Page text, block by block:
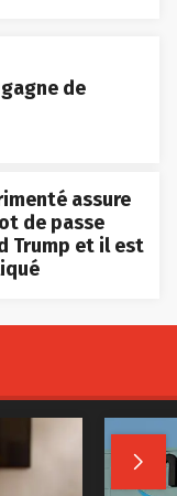
de
assure
de passe
Trump et il est
